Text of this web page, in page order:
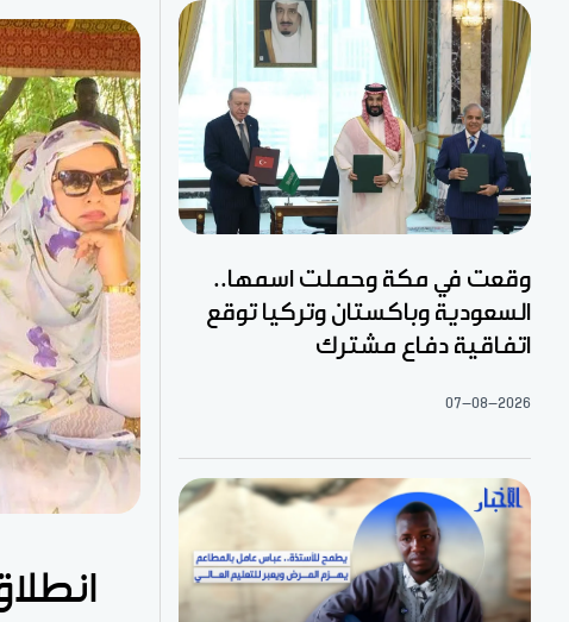
وقعت في مكة وحملت اسمها..
السعودية وباكستان وتركيا توقع
اتفاقية دفاع مشترك
07-08-2026